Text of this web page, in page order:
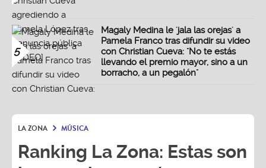
5
Magaly Medina le 'jala las orejas' a
Pamela Franco tras difundir su video
con Christian Cueva: "No te estás
llevando el premio mayor, sino a un
borracho, a un pegalón"
LA ZONA MÚSICA
Ranking La Zona: Estas son